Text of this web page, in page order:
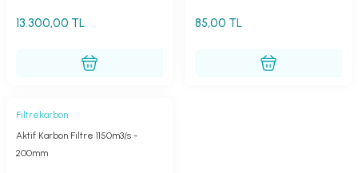
13.300,00 TL 85,00 TL
Filtrekarbon
Aktif Karbon Filtre 1150m3/s -
200mm